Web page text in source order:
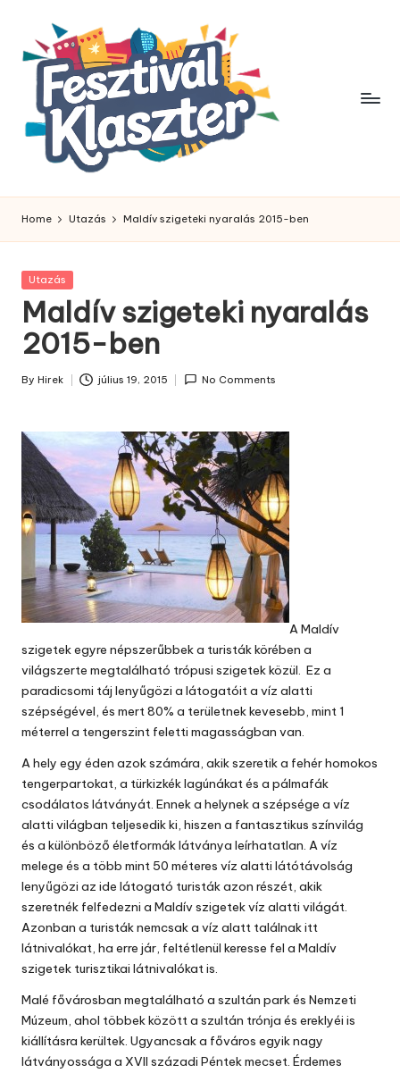
content
Home Utazás Maldív szigeteki nyaralás 2015-ben
Posted
Utazás
Maldív szigeteki nyaralás
2015-ben
Posted
By Hirek július 19, 2015 No Comments
A Maldív
szigetek egyre népszerűbbek a turisták körében a
világszerte megtalálható trópusi szigetek közül. Ez a
paradicsomi táj lenyűgözi a látogatóit a víz alatti
szépségével, és mert 80% a területnek kevesebb, mint 1
méterrel a tengerszint feletti magasságban van.
A hely egy éden azok számára, akik szeretik a fehér homokos
tengerpartokat, a türkizkék lagúnákat és a pálmafák
csodálatos látványát. Ennek a helynek a szépsége a víz
alatti világban teljesedik ki, hiszen a fantasztikus színvilág
és a különböző életformák látványa leírhatatlan. A víz
melege és a több mint 50 méteres víz alatti látótávolság
lenyűgözi az ide látogató turisták azon részét, akik
szeretnék felfedezni a Maldív szigetek víz alatti világát.
Azonban a turisták nemcsak a víz alatt találnak itt
látnivalókat, ha erre jár, feltétlenül keresse fel a Maldív
szigetek turisztikai látnivalókat is.
Malé fővárosban megtalálható a szultán park és Nemzeti
Múzeum, ahol többek között a szultán trónja és ereklyéi is
kiállításra kerültek. Ugyancsak a főváros egyik nagy
látványossága a XVII századi Péntek mecset. Érdemes